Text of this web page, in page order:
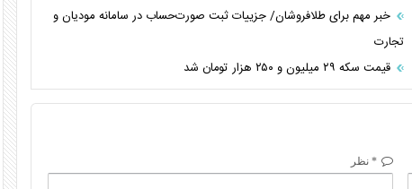
خبر مهم برای طلافروشان/ جزییات ثبت صورت‌حساب در سامانه مودیان و
تجارت
قیمت سکه ۲۹ میلیون و ۲۵۰ هزار تومان شد
* نظر